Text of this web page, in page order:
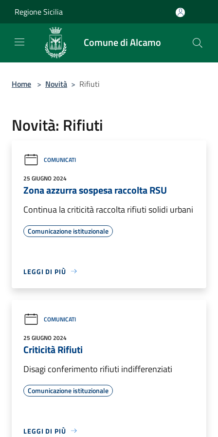
Regione Sicilia
Comune di Alcamo
Home > Novità > Rifiuti
Novità: Rifiuti
COMUNICATI
25 GIUGNO 2024
Zona azzurra sospesa raccolta RSU
Continua la criticità raccolta rifiuti solidi urbani
Comunicazione istituzionale
LEGGI DI PIÙ
COMUNICATI
25 GIUGNO 2024
Criticità Rifiuti
Disagi conferimento rifiuti indifferenziati
Comunicazione istituzionale
LEGGI DI PIÙ